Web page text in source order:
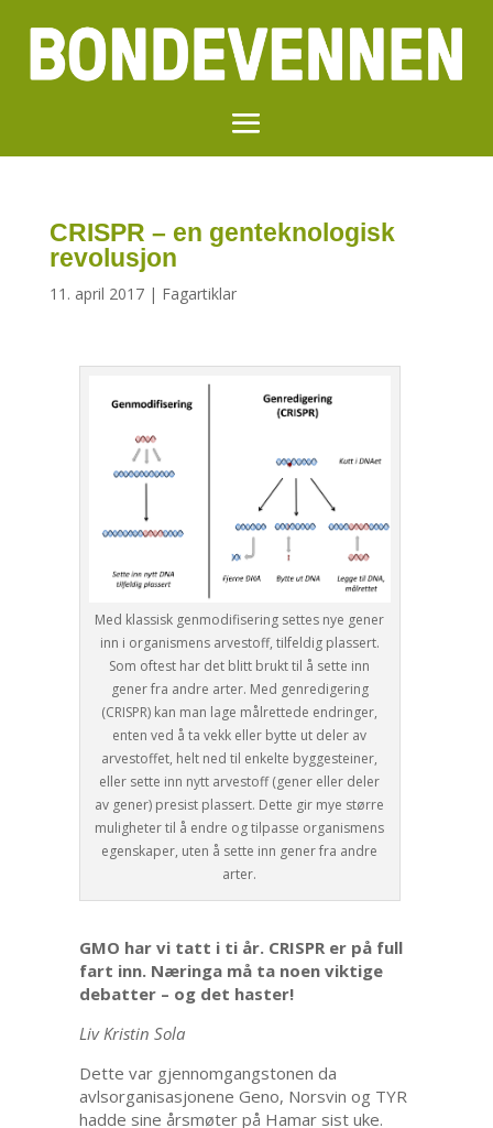
CRISPR – en genteknologisk
revolusjon
11. april 2017| Fagartiklar
Med klassisk genmodifisering settes nye gener
inn i organismens arvestoff, tilfeldig plassert.
Som oftest har det blitt brukt til å sette inn
gener fra andre arter. Med genredigering
(CRISPR) kan man lage målrettede endringer,
enten ved å ta vekk eller bytte ut deler av
arvestoffet, helt ned til enkelte byggesteiner,
eller sette inn nytt arvestoff (gener eller deler
av gener) presist plassert. Dette gir mye større
muligheter til å endre og tilpasse organismens
egenskaper, uten å sette inn gener fra andre
arter.
GMO har vi tatt i ti år. CRISPR er på full
fart inn. Næringa må ta noen viktige
debatter – og det haster!
Liv Kristin Sola
Dette var gjennomgangstonen da
avlsorganisasjonene Geno, Norsvin og TYR
hadde sine årsmøter på Hamar sist uke.